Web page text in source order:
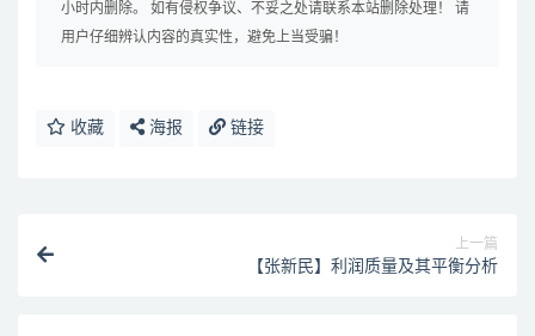
小时内删除。 如有侵权争议、不妥之处请联系本站删除处理！ 请
用户仔细辨认内容的真实性，避免上当受骗！
收藏 海报 链接
上一篇
【张新民】利润质量及其平衡分析